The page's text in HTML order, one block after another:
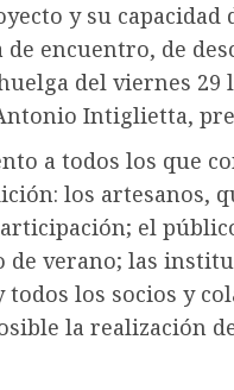
y su capacidad
de encuentro, de
del viernes
Intiglietta,
a todos los que
los artesanos,
el
verano; las
los socios y
la realización